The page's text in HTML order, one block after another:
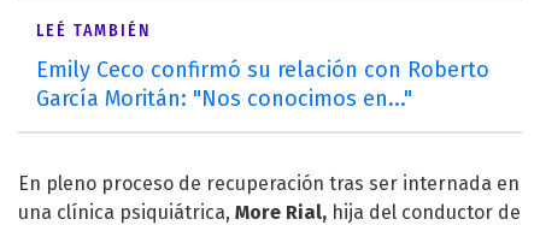
LEÉ TAMBIÉN
Emily Ceco confirmó su relación con Roberto
García Moritán: "Nos conocimos en..."
En pleno proceso de recuperación tras ser internada en
una clínica psiquiátrica, More Rial, hija del conductor de